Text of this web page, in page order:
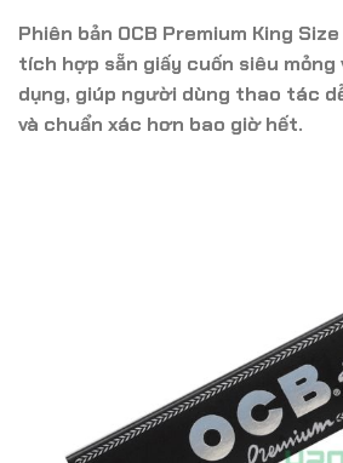
Phiên bản OCB Premium King
tích hợp sẵn giấy cuốn siêu mỏng
dụng, giúp người dùng thao tác
và chuẩn xác hơn bao giờ hết.